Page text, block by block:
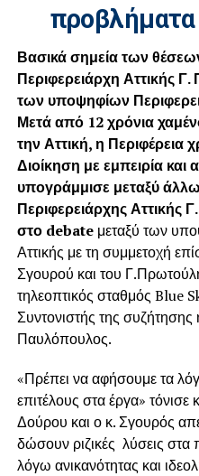
προβλήματα
Βασικά σημεία των
Περιφερειάρχη Αττικής
των υποψηφίων
Μετά από 12 χρόνια
την Αττική, η Περιφέρεια
Διοίκηση με εμπειρία και
υπογράμμισε μεταξύ
Περιφερειάρχης Αττικής
στο debateμεταξύ των
Αττικής με τη συμμετοχή
Σγουρού και του
τηλεοπτικός σταθμός Blue
Συντονιστής της
Παυλόπουλος.
«Πρέπει να αφήσουμε τα
επιτέλους στα έργα»
Δούρου και ο κ. Σγουρός
δώσουν ριζικές λύσεις στα
λόγω ανικανότητας και